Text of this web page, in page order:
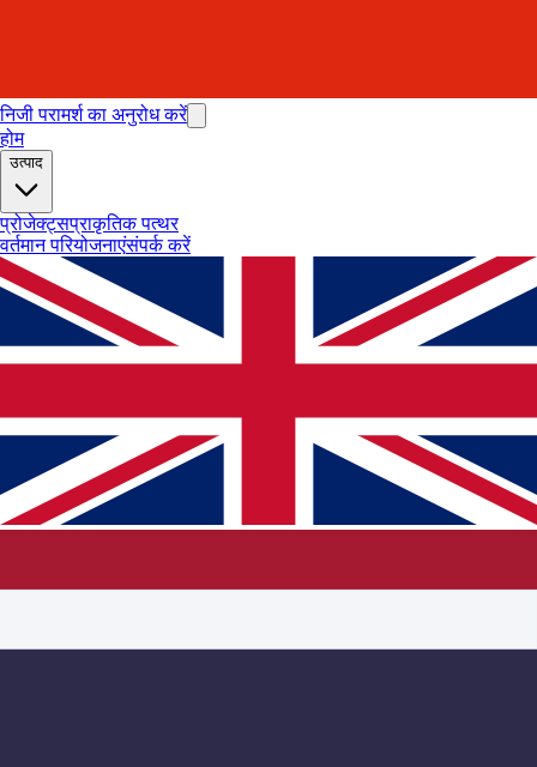
निजी परामर्श का अनुरोध करें
होम
उत्पाद
प्रोजेक्ट्सप्राकृतिक पत्थर
वर्तमान परियोजनाएंसंपर्क करें